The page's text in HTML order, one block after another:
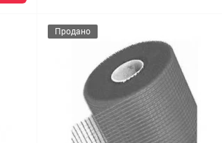
Продано